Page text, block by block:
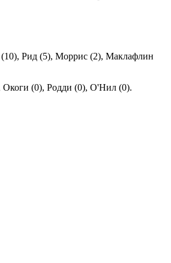
(10), Рид (5), Моррис (2), Маклафлин
Окоги (0), Родди (0), О'Нил (0).